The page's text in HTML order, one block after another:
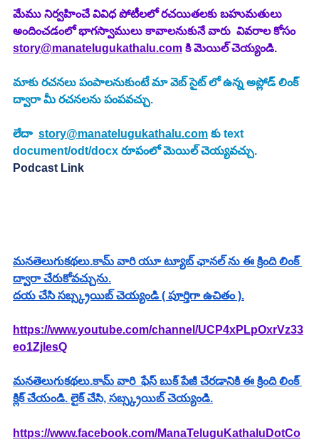
మేము నిర్వహించే వివిధ పోటీలలో రచయితలకు బహుమతులు
అందించడంలో భాగస్వాములు కావాలనుకునే వారు  వివరాల కోసం
story@manatelugukathalu.com కి మెయిల్ చెయ్యండి.
మాకు రచనలు పంపాలనుకుంటే మా వెబ్ సైట్ లో ఉన్న అప్లోడ్ లింక్
ద్వారా మీ రచనలను పంపవచ్చు.
లేదా story@manatelugukathalu.com కు text
document/odt/docx రూపంలో మెయిల్ చెయ్యవచ్చు.
Podcast Link
మనతెలుగుకథలు.కామ్ వారి యూ ట్యూబ్ ఛానల్ ను ఈ క్రింది లింక్
ద్వారా చేరుకోవచ్చును.
దయ చేసి సబ్స్క్రయిబ్ చెయ్యండి ( పూర్తిగా ఉచితం ).
https://www.youtube.com/channel/UCP4xPLpOxrVz33
eo1ZjlesQ
మనతెలుగుకథలు.కామ్ వారి  ఫేస్ బుక్ పేజీ చేరడానికి ఈ క్రింది లింక్
క్లిక్ చేయండి. లైక్ చేసి, సబ్స్క్రయిబ్ చెయ్యండి.
https://www.facebook.com/ManaTeluguKathaluDotCo